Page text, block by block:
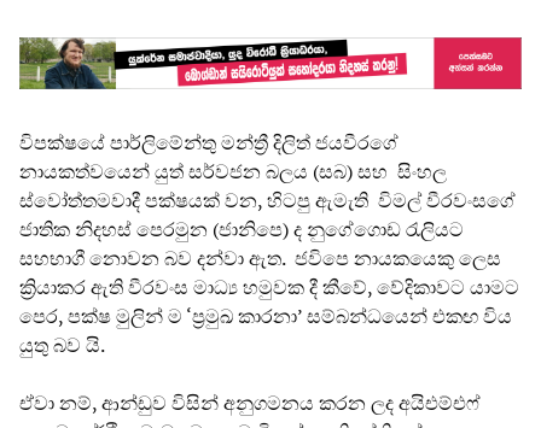
විපක්ෂයේ පාර්ලිමේන්තු මන්ත්‍රී දිලිත් ජයවීරගේ
නායකත්වයෙන් යුත් සර්වජන බලය (සබ) සහ සිංහල
ස්වෝත්තමවාදී පක්ෂයක් වන, හිටපු ඇමැති විමල් වීරවංසගේ
ජාතික නිදහස් පෙරමුන (ජානිපෙ) ද නුගේගොඩ රැලියට
සහභාගී නොවන බව දන්වා ඇත. ජවිපෙ නායකයෙකු ලෙස
ක්‍රියාකර ඇති වීරවංස මාධ්‍ය හමුවක දී කීවේ, වේදිකාවට යාමට
පෙර, පක්ෂ මුලින් ම ‘ප්‍රමුඛ කාරනා’ සම්බන්ධයෙන් එකඟ විය
යුතු බව යි.
ඒවා නම්, ආන්ඩුව විසින් අනුගමනය කරන ලද අයිඑම්එෆ්